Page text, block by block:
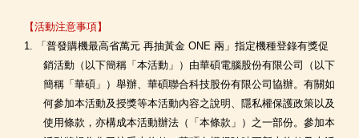
【活動注意事項】
1. 「普發購機最高省萬元 再抽黃金 ONE 兩」指定機種登錄有獎促
銷活動（以下簡稱「本活動」）由華碩電腦股份有限公司（以下
簡稱「華碩」）舉辦、華碩聯合科技股份有限公司協辦。有關如
何參加本活動及授獎等本活動內容之說明、隱私權保護政策以及
使用條款，亦構成本活動辦法（「本條款」）之一部份。參加本